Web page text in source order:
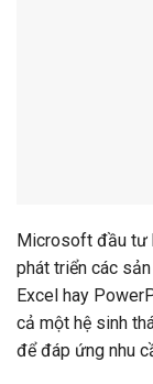
Microsoft đầu tư
phát triển các
Excel hay
cả một hệ sinh
để đáp ứng nhu